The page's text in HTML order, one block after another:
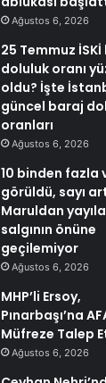
Ağustos 6, 2026
25 Temmuz
doluluk oranı
oldu? İşte
güncel baraj
oranları
Ağustos 6, 2026
10 binden fazla
görüldü, sayı
Maruldan
salgının önüne
geçilemiyor
Ağustos 6, 2026
MHP’li Ersoy,
Pınarbaşı’na
Müfreze Talep
Ağustos 6, 2026